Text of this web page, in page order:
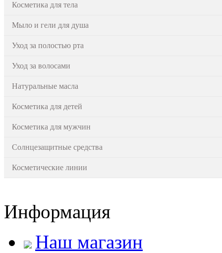
Косметика для тела
Мыло и гели для душа
Уход за полостью рта
Уход за волосами
Натуральные масла
Косметика для детей
Косметика для мужчин
Солнцезащитные средства
Косметические линии
Информация
Наш магазин